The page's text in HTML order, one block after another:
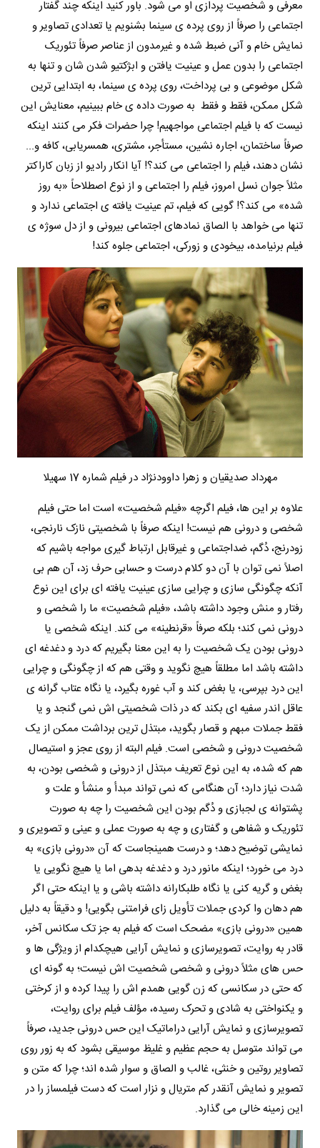
معرفی و شخصیت پردازی او می شود. باور کنید اینکه چند گفتار
اجتماعی را صرفاً از روی پرده ی سینما بشنویم یا تعدادی تصاویر و
نمایش خام و آنی ضبط شده و غیرمدون از عناصر صرفاً تئوریک
اجتماعی را بدون عمل و عینیت یافتن و ابژکتیو شدن شان و تنها به
شکل موضوعی و بی پرداخت، روی پرده ی سینما، به ابتدایی ترین
شکل ممکن، فقط و فقط به صورت داده ی خام ببینیم، معنایش این
نیست که با فیلم اجتماعی مواجهیم! چرا حضرات فکر می کنند اینکه
صرفاً ساختمان، اجاره نشین، مستأجر، مشتری، همسریابی، کافه و...
نشان دهند، فیلم را اجتماعی می کند؟! آیا انکار رادیو از زبان کاراکتر
مثلاً جوان نسل امروز، فیلم را اجتماعی و از نوع اصطلاحاً «به روز
شده» می کند؟! گویی که فیلم، تم عینیت یافته ی اجتماعی ندارد و
تنها می خواهد با الصاق نمادهای اجتماعی بیرونی و از دل سوژه ی
فیلم برنیامده، بیخودی و زورکی، اجتماعی جلوه کند!
مهرداد صدیقیان و زهرا داوودنژاد در فیلم شماره 17 سهیلا
علاوه بر این ها، فیلم اگرچه «فیلم شخصیت» است اما حتی فیلم
شخصی و درونی هم نیست! اینکه صرفاً با شخصیتی نازک نارنجی،
زودرنج، دُگم، ضداجتماعی و غیرقابل ارتباط گیری مواجه باشیم که
اصلاً نمی توان با آن دو کلام درست و حسابی حرف زد، آن هم بی
آنکه چگونگی سازی و چرایی سازی عینیت یافته ای برای این نوع
رفتار و منش وجود داشته باشد، «فیلم شخصیت» ما را شخصی و
درونی نمی کند؛ بلکه صرفاً «قرنطینه» می کند. اینکه شخصی یا
درونی بودن یک شخصیت را به این معنا بگیریم که درد و دغدغه ای
داشته باشد اما مطلقاً هیچ نگوید و وقتی هم که از چگونگی و چرایی
این درد بپرسی، یا بغض کند و آب غوره بگیرد، یا نگاه عتاب گرانه ی
عاقل اندر سفیه ای بکند که در ذات شخصیتی اش نمی گنجد و یا
فقط جملات مبهم و قصار بگوید، مبتذل ترین برداشت ممکن از یک
شخصیت درونی و شخصی است. فیلم البته از روی عجز و استیصال
هم که شده، به این نوع تعریف مبتذل از درونی و شخصی بودن، به
شدت نیاز دارد؛ آن هنگامی که نمی تواند مبدأ و منشأ و علت و
پشتوانه ی لجبازی و دُگم بودن این شخصیت را چه به صورت
تئوریک و شفاهی و گفتاری و چه به صورت عملی و عینی و تصویری و
نمایشی توضیح دهد؛ و درست همینجاست که آن «درونی بازی» به
درد می خورد؛ اینکه مانور درد و دغدغه بدهی اما یا هیچ نگویی یا
بغض و گریه کنی یا نگاه طلبکارانه داشته باشی و یا اینکه حتی اگر
هم دهان وا کردی جملات تأویل زای فرامتنی بگویی! و دقیقاً به دلیل
همین «درونی بازی» مضحک است که فیلم به جز تک سکانس آخر،
قادر به روایت، تصویرسازی و نمایش آرایی هیچکدام از ویژگی ها و
حس های مثلاً درونی و شخصی شخصیت اش نیست؛ به گونه ای
که حتی در سکانسی که زن گویی همدم اش را پیدا کرده و از کرختی
و یکنواختی به شادی و تحرک رسیده، مؤلف فیلم برای روایت،
تصویرسازی و نمایش آرایی دراماتیک این حس درونی جدید، صرفاً
می تواند متوسل به حجم عظیم و غلیظ موسیقی بشود که به زور روی
تصاویر روتین و خنثی، غالب و الصاق و سوار شده اند؛ چرا که متن و
تصویر و نمایش آنقدر کم متریال و نزار است که دست فیلمساز را در
این زمینه خالی می گذارد.